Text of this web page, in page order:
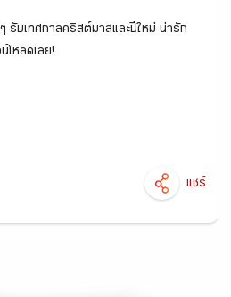
รับเทศกาลคริสต์มาสและปีใหม่ น่ารัก
โหลดเลย!
แชร์